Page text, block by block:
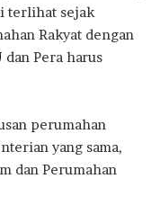
terlihat sejak
Rakyat dengan
dan Pera harus
perumahan
yang sama,
dan Perumahan